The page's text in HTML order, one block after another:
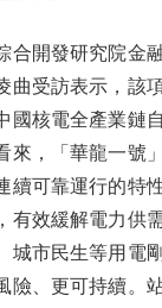
開發研究院金融
曲受訪表示，該
國核電全產業鏈
來，「華龍一號
續可靠運行的特
有效緩解電力供
城市民生等用電
險、更可持續。